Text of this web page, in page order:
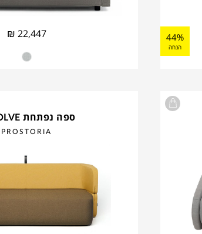
44%
הנחה
₪ 22,447
ספה נפתחת REVOLVE
PROSTORIA